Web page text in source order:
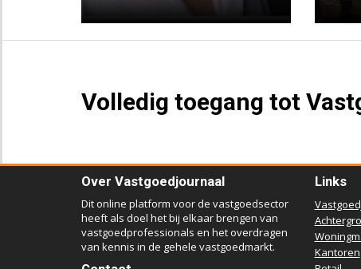
Volledig toegang tot
Over Vastgoedjournaal
Dit online platform voor de vastgoedsector
heeft als doel het bij elkaar brengen van
vastgoedprofessionals en het overdragen
van kennis in de gehele vastgoedmarkt.
Links
Kantoren